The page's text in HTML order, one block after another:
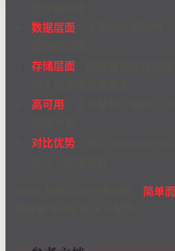
数据层面：丰富的数据结构（
存储层面：内存存储保证极致
高可用
对比优势：相比 Memcached
简单